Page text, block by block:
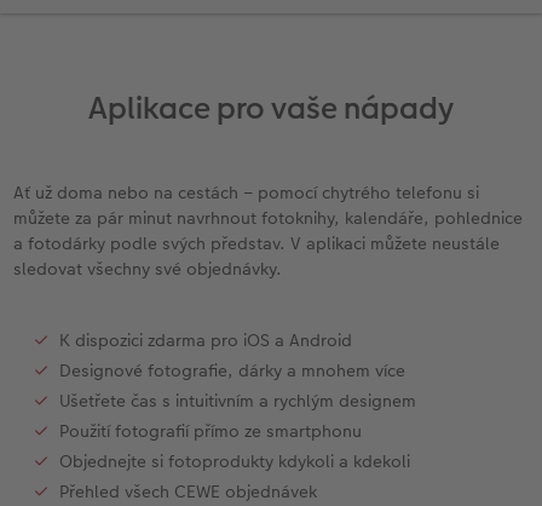
Povrchová úprava
Garance spokojenosti
CEWE myPhotos
Novinky
Filmový pás
CEWE přání na počkání
Fotosety ihned
Velké formáty ihned
Koláž ihned
Fotobox
Art Prints
Rámy
CEWE myPhotos
Novinky
Foto na dřevě
Gallery Print
Svatební cedule
Fotokoláž
CEWE myPhotos
Novinky
Škola a kancelář
Art Prints
Dárková krabička
CEWE myPhotos
Novinky
Novinky
Pohlednice
Dětská přání
Další události
Fototipy
Designové fotoobrazy
Kronika roku
Aplikace pro vaše nápady
Ať už doma nebo na cestách – pomocí chytrého telefonu si
můžete za pár minut navrhnout fotoknihy, kalendáře, pohlednice
a fotodárky podle svých představ. V aplikaci můžete neustále
sledovat všechny své objednávky.
K dispozici zdarma pro iOS a Android
Designové fotografie, dárky a mnohem více
Ušetřete čas s intuitivním a rychlým designem
Použití fotografií přímo ze smartphonu
Objednejte si fotoprodukty kdykoli a kdekoli
Přehled všech CEWE objednávek